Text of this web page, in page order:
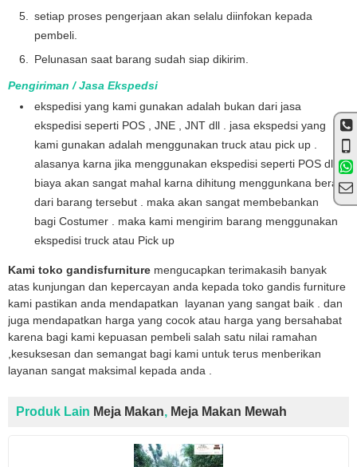
setiap proses pengerjaan akan selalu diinfokan kepada
pembeli.
Pelunasan saat barang sudah siap dikirim.
Pengiriman / Jasa Ekspedsi
ekspedisi yang kami gunakan adalah bukan dari jasa
ekspedisi seperti POS , JNE , JNT dll . jasa ekspedsi yang
kami gunakan adalah menggunakan truck atau pick up .
alasanya karna jika menggunakan ekspedisi seperti POS dll
biaya akan sangat mahal karna dihitung menggunkana berat
dari barang tersebut . maka akan sangat membebankan
bagi Costumer . maka kami mengirim barang menggunakan
ekspedisi truck atau Pick up
Kami toko gandisfurniture mengucapkan terimakasih banyak
atas kunjungan dan kepercayan anda kepada toko gandis furniture
kami pastikan anda mendapatkan layanan yang sangat baik . dan
juga mendapatkan harga yang cocok atau harga yang bersahabat
karena bagi kami kepuasan pembeli salah satu nilai ramahan
,kesuksesan dan semangat bagi kami untuk terus menberikan
layanan sangat maksimal kepada anda .
Produk Lain Meja Makan, Meja Makan Mewah